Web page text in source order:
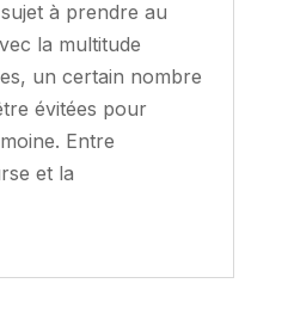
à prendre au
la multitude
un certain nombre
évitées pour
Entre
et la